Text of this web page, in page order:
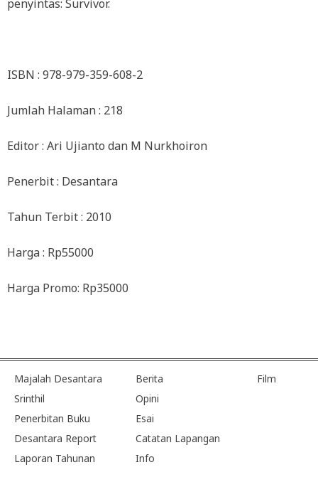
penyintas: Survivor.
ISBN : 978-979-359-608-2
Jumlah Halaman : 218
Editor : Ari Ujianto dan M Nurkhoiron
Penerbit : Desantara
Tahun Terbit : 2010
Harga : Rp55000
Harga Promo: Rp35000
Majalah Desantara
Srinthil
Penerbitan Buku
Desantara Report
Laporan Tahunan
Berita
Opini
Esai
Catatan Lapangan
Info
Film